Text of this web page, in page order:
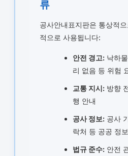
류
공사안내표지판은 통상적
적으로 사용됩니다:
안전 경고:낙하
리 없음 등 위험
교통 지시:방향
행 안내
공사 정보:공사
락처 등 공공 정
법규 준수:안전